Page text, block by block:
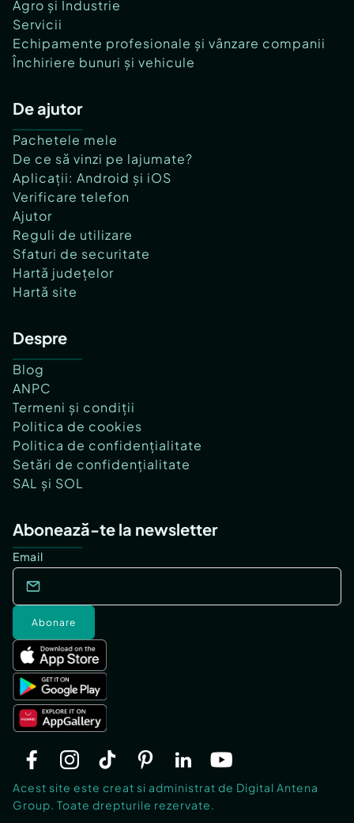
Agro și Industrie
Servicii
Echipamente profesionale și vânzare companii
Închiriere bunuri și vehicule
De ajutor
Pachetele mele
De ce să vinzi pe lajumate?
Aplicații: Android și iOS
Verificare telefon
Ajutor
Reguli de utilizare
Sfaturi de securitate
Hartă județelor
Hartă site
Despre
Blog
ANPC
Termeni și condiții
Politica de cookies
Politica de confidențialitate
Setări de confidențialitate
SAL și SOL
Abonează-te la newsletter
Email
Abonare
Acest site este creat si administrat de Digital Antena
Group. Toate drepturile rezervate.